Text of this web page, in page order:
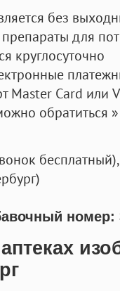
без
для
круглосуточно
Master Card или
обратиться
бесплатный),
номер: